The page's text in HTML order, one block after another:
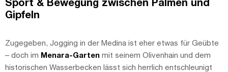
Sport & Bewegung zwischen Palmen und
Gipfeln
Zugegeben, Jogging in der Medina ist eher etwas für Geübte
– doch im Menara-Garten mit seinem Olivenhain und dem
historischen Wasserbecken lässt sich herrlich entschleunigt